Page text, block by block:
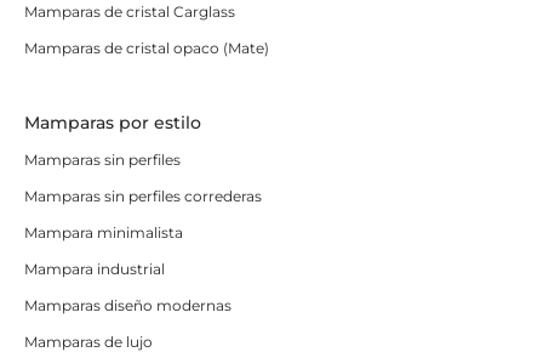
Mamparas de cristal Carglass
Mamparas de cristal opaco (Mate)
Mamparas por estilo
Mamparas sin perfiles
Mamparas sin perfiles correderas
Mampara minimalista
Mampara industrial
Mamparas diseño modernas
Mamparas de lujo